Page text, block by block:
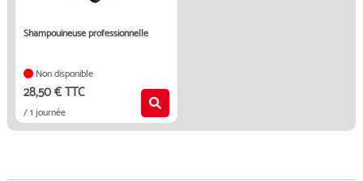
shampouineuse professionnelle
Non disponible
28,50 € TTC
/ 1 journée